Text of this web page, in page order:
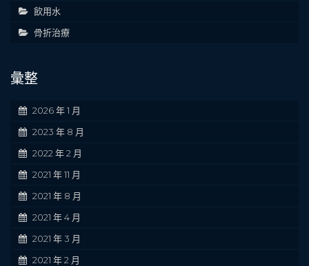
飲用水
骨折治療
彙整
2026 年 1 月
2023 年 8 月
2022 年 2 月
2021 年 11 月
2021 年 8 月
2021 年 4 月
2021 年 3 月
2021 年 2 月